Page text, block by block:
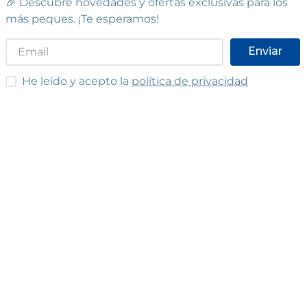
más peques. ¡Te esperamos!
Enviar
He leído y acepto las condiciones
He leído y acepto la política de privacidad